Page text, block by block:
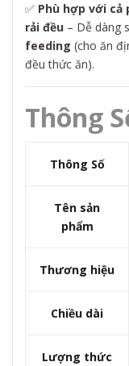
✅ Phù hợp với cả
rải đều – Dễ dàng
feeding (cho ăn
đều thức ăn).
Thông
Thông Số
Tên sản
phẩm
Thương hiệu
Chiều dài
Lượng thức